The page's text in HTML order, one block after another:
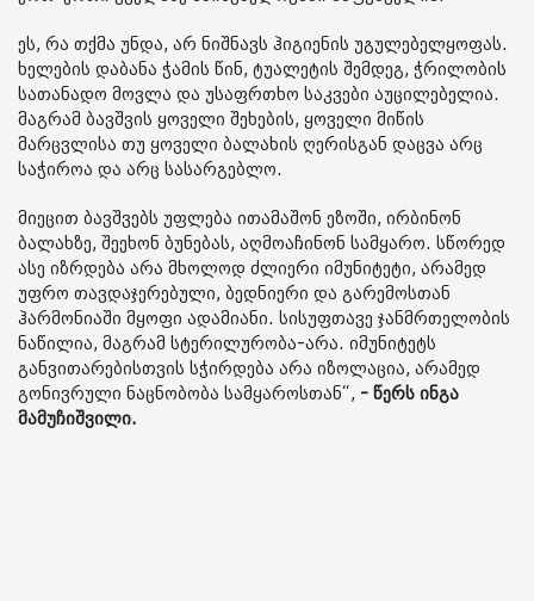
ეს, რა თქმა უნდა, არ ნიშნავს ჰიგიენის უგულებელყოფას.
ხელების დაბანა ჭამის წინ, ტუალეტის შემდეგ, ჭრილობის
სათანადო მოვლა და უსაფრთხო საკვები აუცილებელია.
მაგრამ ბავშვის ყოველი შეხების, ყოველი მიწის
მარცვლისა თუ ყოველი ბალახის ღერისგან დაცვა არც
საჭიროა და არც სასარგებლო.
მიეცით ბავშვებს უფლება ითამაშონ ეზოში, ირბინონ
ბალახზე, შეეხონ ბუნებას, აღმოაჩინონ სამყარო. სწორედ
ასე იზრდება არა მხოლოდ ძლიერი იმუნიტეტი, არამედ
უფრო თავდაჯერებული, ბედნიერი და გარემოსთან
ჰარმონიაში მყოფი ადამიანი. სისუფთავე ჯანმრთელობის
ნაწილია, მაგრამ სტერილურობა-არა. იმუნიტეტს
განვითარებისთვის სჭირდება არა იზოლაცია, არამედ
გონივრული ნაცნობობა სამყაროსთან“, - წერს ინგა
მამუჩიშვილი.